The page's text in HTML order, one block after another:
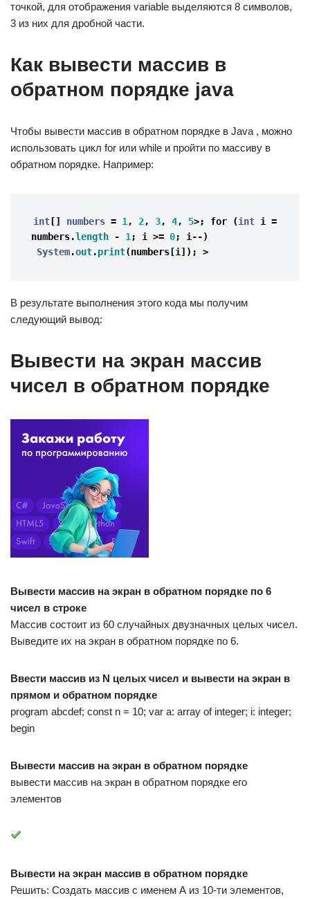
точкой, для отображения variable выделяются 8 символов,
3 из них для дробной части.
Как вывести массив в
обратном порядке java
Чтобы вывести массив в обратном порядке в Java , можно
использовать цикл for или while и пройти по массиву в
обратном порядке. Например:
int [] numbers = 1 , 2, 3, 4, 5>; for (int i
=
numbers.length - 1 ; i >= 0; i --)
System.out.print(numbers [i ]); >
В результате выполнения этого кода мы получим
следующий вывод:
Вывести на экран массив
чисел в обратном порядке
Вывести массив на экран в обратном порядке по 6
чисел в строке
Массив состоит из 60 случайных двузначных целых чисел.
Выведите их на экран в обратном порядке по 6.
Ввести массив из N целых чисел и вывести на экран в
прямом и обратном порядке
program abcdef; const n = 10; var a: array of integer; i: integer;
begin
Вывести массив на экран в обратном порядке
вывести массив на экран в обратном порядке его
элементов
Вывести на экран массив в обратном порядке
Решить: Создать массив с именем А из 10-ти элементов,